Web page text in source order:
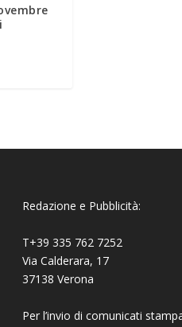
Redazione e Pubblicità:
T+39 335 762 7252
Via Calderara, 17
37138 Verona
Per l’invio di comunicati